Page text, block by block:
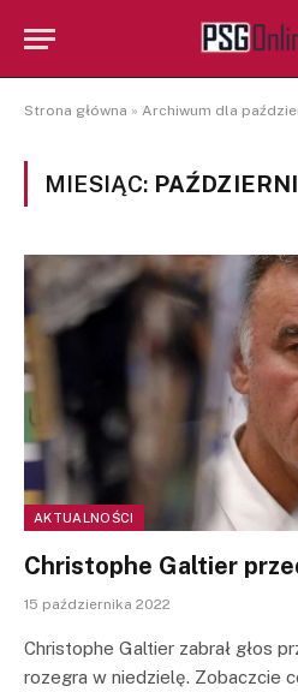
Strona główna » Archiwum dla
MIESIĄC:
AKTUALNOŚCI
Christophe Galtier
15 października 2022
Christophe Galtier zabrał głos
rozegra w niedzielę. Zobaczcie